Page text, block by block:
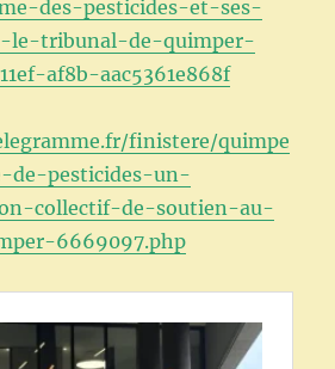
des-pesticides-et-ses-
le-tribunal-de-quimper-
af8b-aac5361e868f
finistere/quimpe
de-pesticides-un-
collectif-de-soutien-au-
6669097.php